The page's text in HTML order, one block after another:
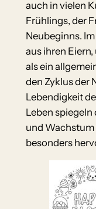
auch in vielen
Frühlings, der
Neubeginns.
aus ihren
als ein
den Zyklus der
Lebendigkeit
Leben
und Wachstum
besonders